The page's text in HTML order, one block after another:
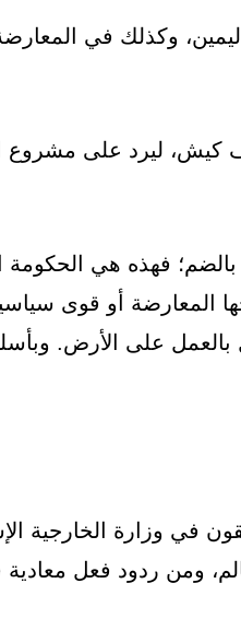
وكذلك في
كيش، ليرد على
فهذه هي الحكومة
المعارضة أو قوى
على الأرض.
في وزارة الخارجية
ومن ردود فعل